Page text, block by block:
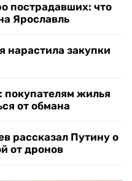
пострадавших: что
Ярославль
нарастила закупки
покупателям жилья
от обмана
рассказал Путину о
от дронов